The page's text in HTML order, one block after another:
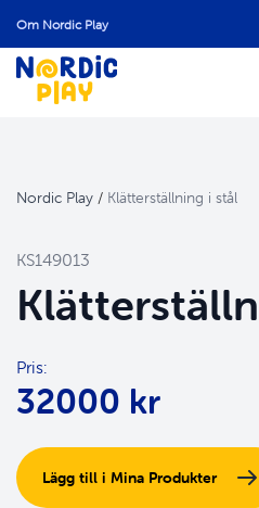
Om Nordic Play
Nordic Play / Klätterställning i stål
KS149013
Pris:
32000 kr